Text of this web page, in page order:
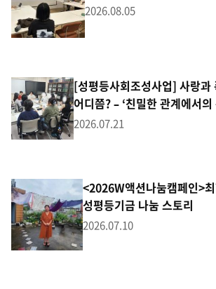
2026.08.05
[성평등사회조성사업] 사랑과
어디쯤? – ‘친밀한 관계에서의
2026.07.21
<2026W액션나눔캠페인>
성평등기금 나눔 스토리
2026.07.10